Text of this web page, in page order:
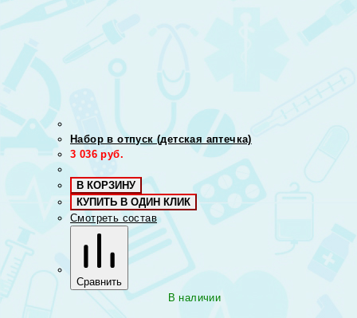
Набор в отпуск (детская аптечка)
3 036 руб.
В КОРЗИНУ
КУПИТЬ В ОДИН КЛИК
Смотреть состав
Сравнить
В наличии